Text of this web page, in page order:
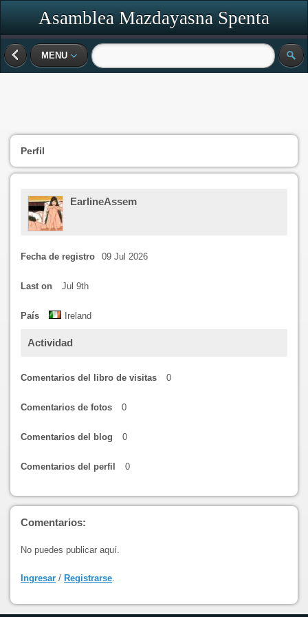
Asamblea Mazdayasna Spenta
MENU
Perfil
EarlineAssem
Fecha de registro 09 Jul 2026
Last on Jul 9th
País Ireland
Actividad
Comentarios del libro de visitas 0
Comentarios de fotos 0
Comentarios del blog 0
Comentarios del perfil 0
Comentarios:
No puedes publicar aquí.
Ingresar / Registrarse.